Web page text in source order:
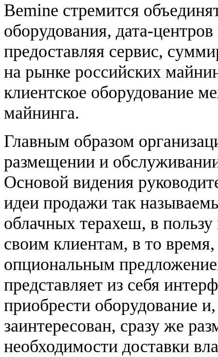
Bemine стремится
оборудования, дата-
предоставляя сервис,
на рынке российских
клиентское оборудование
майнинга.
Главным образом
размещении и
Основой видения
идеи продажи так
облачных терахеш, в
своим клиентам, в то время,
опциональным
представляет из себя
приобрести оборудование
заинтересован, сразу же
необходимости доставки